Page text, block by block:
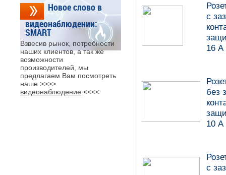
c
16 А
без
10 А
c
Новое слово в
видеонаблюдении:
SMART
Взвесив рынок, потребности
наших клиентов, а так же
возможности
производителей, мы
предлагаем Вам посмотреть
наше >>>>
видеонаблюдение <<<<